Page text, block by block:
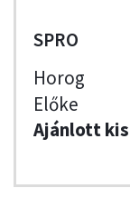
SPRO